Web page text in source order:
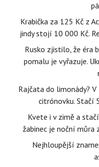
Krabička za 125 Kč z
jindy stojí 10 000 Kč.
Rusko zjistilo, že éra
pomalu je vyřazuje.
Rajčata do limonády?
citrónovku. Stačí
Kvete i v zimě a
žabinec je noční můra
Nejhloupější